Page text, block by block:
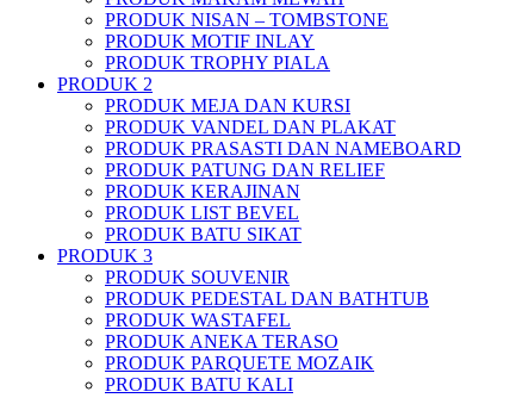
PRODUK NISAN – TOMBSTONE
PRODUK MOTIF INLAY
PRODUK TROPHY PIALA
PRODUK 2
PRODUK MEJA DAN KURSI
PRODUK VANDEL DAN PLAKAT
PRODUK PRASASTI DAN NAMEBOARD
PRODUK PATUNG DAN RELIEF
PRODUK KERAJINAN
PRODUK LIST BEVEL
PRODUK BATU SIKAT
PRODUK 3
PRODUK SOUVENIR
PRODUK PEDESTAL DAN BATHTUB
PRODUK WASTAFEL
PRODUK ANEKA TERASO
PRODUK PARQUETE MOZAIK
PRODUK BATU KALI